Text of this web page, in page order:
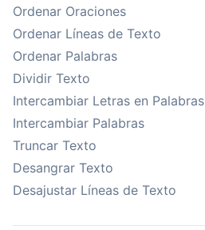
Ordenar Oraciones
Ordenar Líneas de Texto
Ordenar Palabras
Dividir Texto
Intercambiar Letras en Palabras
Intercambiar Palabras
Truncar Texto
Desangrar Texto
Desajustar Líneas de Texto